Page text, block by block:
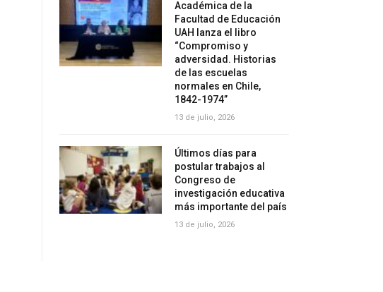
Académica de la
Facultad de Educación
UAH lanza el libro
“Compromiso y
adversidad. Historias
de las escuelas
normales en Chile,
1842-1974”
13 de julio, 2026
Últimos días para
postular trabajos al
Congreso de
investigación educativa
más importante del país
13 de julio, 2026